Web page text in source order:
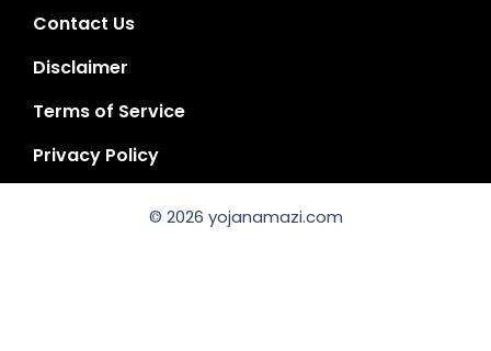
Contact Us
Disclaimer
Terms of Service
Privacy Policy
© 2026 yojanamazi.com